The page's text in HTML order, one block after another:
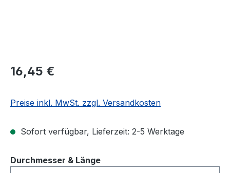
Regulärer Preis:
16,45 €
Preise inkl. MwSt. zzgl. Versandkosten
Sofort verfügbar, Lieferzeit: 2-5 Werktage
Durchmesser & Längeauswählen